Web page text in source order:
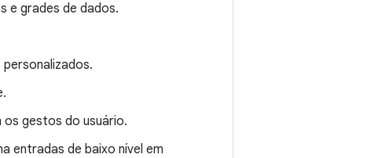
e grades de dados.
gestos do usuário.
entradas de baixo nível em